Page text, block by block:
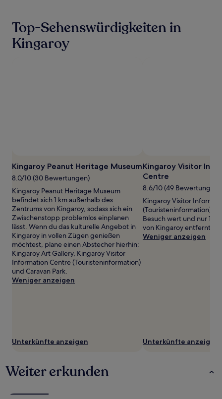
24 Stunden
einen
Aufenthalt
können
zusätzliche
Bedingungen
gelten.
Top-Sehenswürdigkeiten in
Kingaroy
Kingaroy Peanut Heritage Museum
8.0/10 (30 Bewertungen)
Kingaroy Peanut Heritage Museum
befindet sich 1 km außerhalb des
Zentrums von Kingaroy, sodass sich ein
Zwischenstopp problemlos einplanen
lässt. Wenn du das kulturelle Angebot in
Kingaroy in vollen Zügen genießen
möchtest, plane einen Abstecher hierhin:
Kingaroy Art Gallery, Kingaroy Visitor
Information Centre (Touristeninformation)
und Caravan Park.
Weniger anzeigen
Unterkünfte anzeigen
Kingaroy Visitor
Centre
8.6/10 (49 Bewertungen)
Kingaroy Visitor
(Touristeninformation)
Besuch wert und nur 1
von Kingaroy entfernt
Weniger anzeigen
Unterkünfte anzeigen
Weiter erkunden